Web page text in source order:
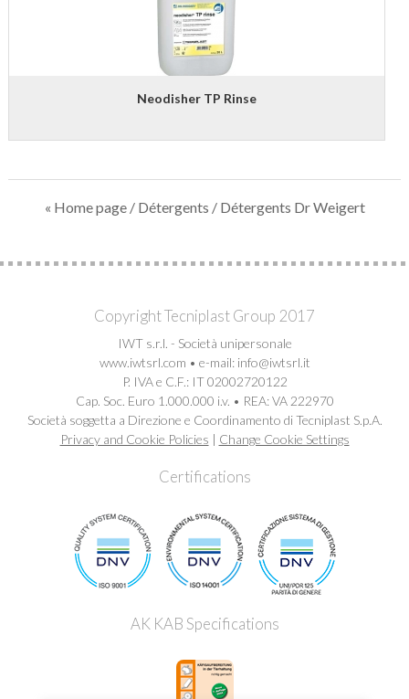
Neodisher TP Rinse
« Home page/ Détergents / Détergents Dr Weigert
Copyright Tecniplast Group 2017
IWT s.r.l. - Società unipersonale
www.iwtsrl.com • e-mail: info@iwtsrl.it
P. IVA e C.F.: IT 02002720122
Cap. Soc. Euro 1.000.000 i.v. • REA: VA 222970
Società soggetta a Direzione e Coordinamento di Tecniplast S.p.A.
Privacy and Cookie Policies | Change Cookie Settings
Certifications
AK KAB Specifications